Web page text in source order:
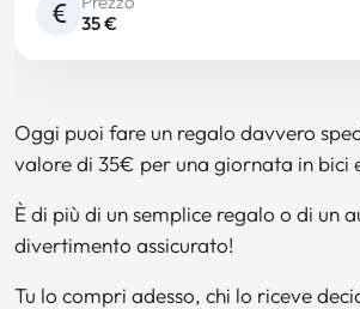
35 €
Oggi puoi fare un regalo davvero
valore di 35€ per una giornata in bici
È di più di un semplice regalo o di un
divertimento assicurato!
Tu lo compri adesso, chi lo riceve